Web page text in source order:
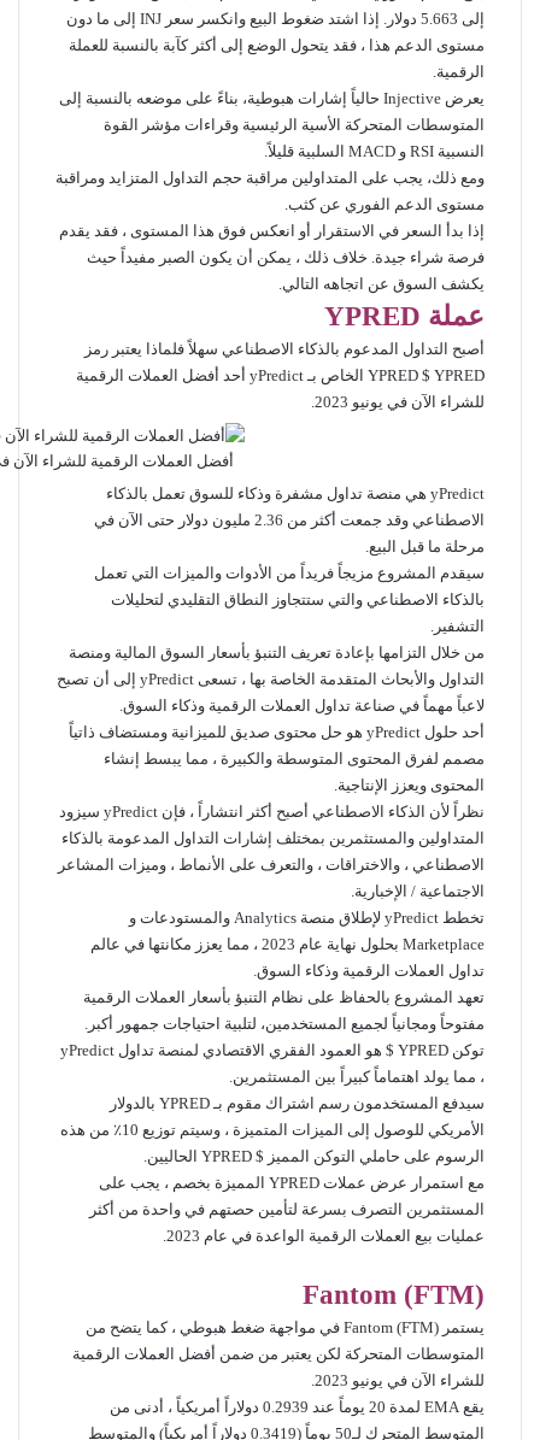
إلى 5.663 دولار. إذا اشتد ضغوط البيع وانكسر سعر INJ إلى ما دون
مستوى الدعم هذا ، فقد يتحول الوضع إلى أكثر كآبة بالنسبة للعملة
الرقمية.
يعرض Injective حالياً إشارات هبوطية، بناءً على موضعه بالنسبة إلى
المتوسطات المتحركة الأسية الرئيسية وقراءات مؤشر القوة
النسبية RSI و MACD السلبية قليلاً.
ومع ذلك، يجب على المتداولين مراقبة حجم التداول المتزايد ومراقبة
مستوى الدعم الفوري عن كثب.
إذا بدأ السعر في الاستقرار أو انعكس فوق هذا المستوى ، فقد يقدم
فرصة شراء جيدة. خلاف ذلك ، يمكن أن يكون الصبر مفيداً حيث
يكشف السوق عن اتجاهه التالي.
عملة YPRED
أصبح التداول المدعوم بالذكاء الاصطناعي سهلاً فلماذا يعتبر رمز
YPRED $ YPRED الخاص بـ yPredict أحد أفضل العملات الرقمية
للشراء الآن في يونيو 2023.
أفضل العملات الرقمية للشراء الآن في
yPredict هي منصة تداول مشفرة وذكاء للسوق تعمل بالذكاء
الاصطناعي وقد جمعت أكثر من 2.36 مليون دولار حتى الآن في
مرحلة ما قبل البيع.
سيقدم المشروع مزيجاً فريداً من الأدوات والميزات التي تعمل
بالذكاء الاصطناعي والتي ستتجاوز النطاق التقليدي لتحليلات
التشفير.
من خلال التزامها بإعادة تعريف التنبؤ بأسعار السوق المالية ومنصة
التداول والأبحاث المتقدمة الخاصة بها ، تسعى yPredict إلى أن تصبح
لاعباً مهماً في صناعة تداول العملات الرقمية وذكاء السوق.
أحد حلول yPredict هو حل محتوى صديق للميزانية ومستضاف ذاتياً
مصمم لفرق المحتوى المتوسطة والكبيرة ، مما يبسط إنشاء
المحتوى ويعزز الإنتاجية.
نظراً لأن الذكاء الاصطناعي أصبح أكثر انتشاراً ، فإن yPredict سيزود
المتداولين والمستثمرين بمختلف إشارات التداول المدعومة بالذكاء
الاصطناعي ، والاختراقات ، والتعرف على الأنماط ، وميزات المشاعر
الاجتماعية / الإخبارية.
تخطط yPredict لإطلاق منصة Analytics والمستودعات و
Marketplace بحلول نهاية عام 2023 ، مما يعزز مكانتها في عالم
تداول العملات الرقمية وذكاء السوق.
تعهد المشروع بالحفاظ على نظام التنبؤ بأسعار العملات الرقمية
مفتوحاً ومجانياً لجميع المستخدمين، لتلبية احتياجات جمهور أكبر.
توكن YPRED $ هو العمود الفقري الاقتصادي لمنصة تداول yPredict
، مما يولد اهتماماً كبيراً بين المستثمرين.
سيدفع المستخدمون رسم اشتراك مقوم بـ YPRED بالدولار
الأمريكي للوصول إلى الميزات المتميزة ، وسيتم توزيع 10٪ من هذه
الرسوم على حاملي التوكن المميز $ YPRED الحاليين.
مع استمرار عرض عملات YPRED المميزة بخصم ، يجب على
المستثمرين التصرف بسرعة لتأمين حصتهم في واحدة من أكثر
عمليات بيع العملات الرقمية الواعدة في عام 2023.
Fantom (FTM)
يستمر Fantom (FTM) في مواجهة ضغط هبوطي ، كما يتضح من
المتوسطات المتحركة لكن يعتبر من ضمن أفضل العملات الرقمية
للشراء الآن في يونيو 2023.
يقع EMA لمدة 20 يوماً عند 0.2939 دولاراً أمريكياً ، أدنى من
المتوسط ​​المتحرك لـ50 يوماً (0.3419 دولاراً أمريكياً) والمتوسط ​​